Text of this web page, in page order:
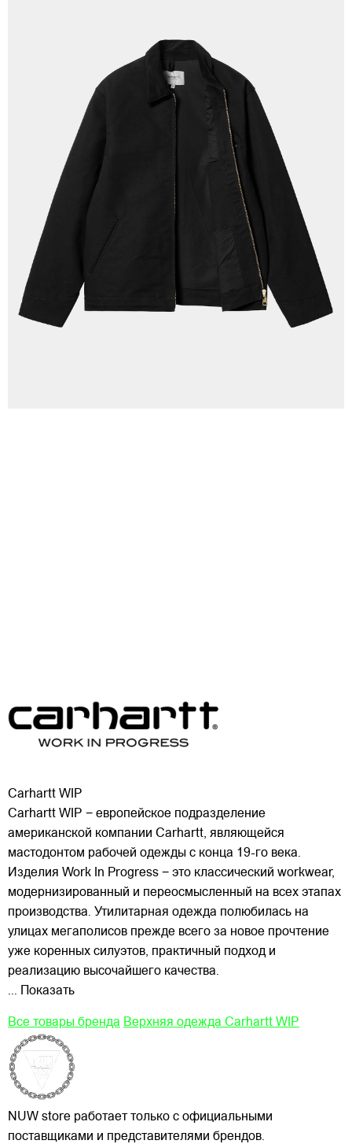
Carhartt WIP
Carhartt WIP − европейское подразделение
американской компании Carhartt, являющейся
мастодонтом рабочей одежды с конца 19-го века.
Изделия Work In Progress − это классический workwear,
модернизированный и переосмысленный на всех этапах
производства. Утилитарная одежда полюбилась на
улицах мегаполисов прежде всего за новое прочтение
уже коренных силуэтов, практичный подход и
реализацию высочайшего качества.
... Показать
Все товары бренда Верхняя одежда Carhartt WIP
NUW store работает только с официальными
поставщиками и представителями брендов.